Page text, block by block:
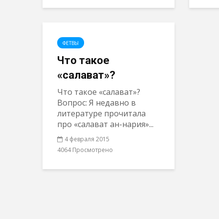
ФЕТВЫ
Что такое
«салават»?
Что такое «салават»?
Вопрос: Я недавно в
литературе прочитала
про «салават ан-нария»...
4 февраля 2015
4064 Просмотрено